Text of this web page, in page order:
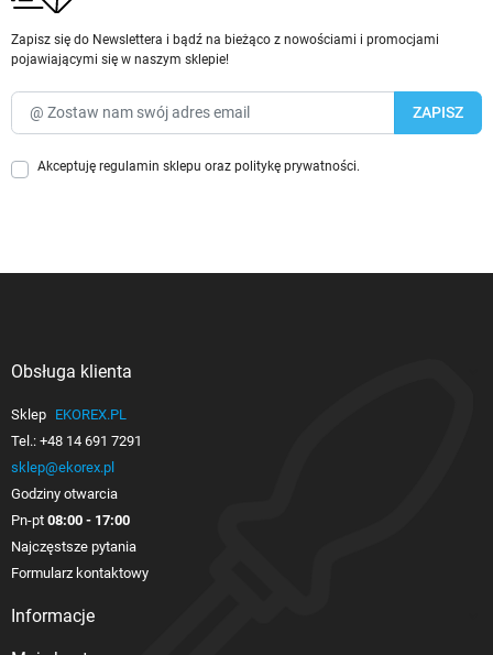
Zapisz się do Newslettera i bądź na bieżąco z nowościami i promocjami
pojawiającymi się w naszym sklepie!
Akceptuję regulamin sklepu oraz politykę prywatności.
Obsługa klienta
Sklep EKOREX.PL
Tel.: +48 14 691 7291
sklep@ekorex.pl
Godziny otwarcia
Pn-pt 08:00 - 17:00
Najczęstsze pytania
Formularz kontaktowy
Informacje